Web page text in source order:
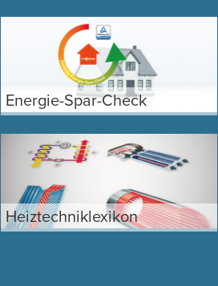
Energie-Spar-Check
Heiztechniklexikon